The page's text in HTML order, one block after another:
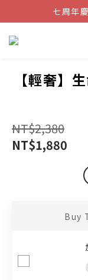
七周年
點我加
【輕奢】
NT$2,380
NT$1,880
Buy